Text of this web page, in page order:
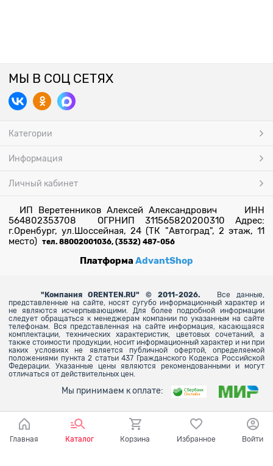
МЫ В СОЦ СЕТЯХ
Категории
Информация
Личный кабинет
ИП Веретенников Алексей Александрович ИНН
564802353708 ОГРНИП 311565820200310 Адрес:
г.Оренбург, ул.Шоссейная, 24 (ТК "Автоград", 2 этаж, 11
место) тел. 88002001036, (3532) 487-056
ПлатформаAdvantShop
" Компания ORENTEN.RU" © 2011-2026.
Все данные,
представленные на сайте, носят сугубо информационный характер и
не являются исчерпывающими. Для более подробной информации
следует обращаться к менеджерам компании по указанным на сайте
телефонам. Вся представленная на сайте информация, касающаяся
комплектации, технических характеристик, цветовых сочетаний, а
также стоимости продукции, носит информационный характер и ни при
каких условиях не является публичной офертой, определяемой
положениями пункта 2 статьи 437 Гражданского Кодекса Российской
Федерации. Указанные цены являются рекомендованными и могут
отличаться от действительных цен.
Мы принимаем к оплате:
Главная Каталог Корзина Избранное Войти